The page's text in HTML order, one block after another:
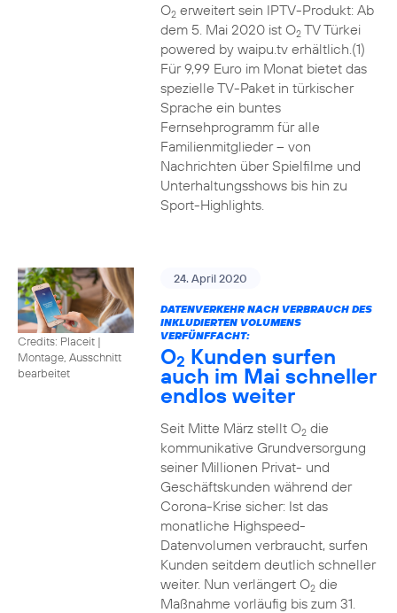
O2erweitert sein IPTV-Produkt: Ab
dem 5. Mai 2020 ist O2TV Türkei
powered by waipu.tv erhältlich.(1)
Für 9,99 Euro im Monat bietet das
spezielle TV-Paket in türkischer
Sprache ein buntes
Fernsehprogramm für alle
Familienmitglieder – von
Nachrichten über Spielfilme und
Unterhaltungsshows bis hin zu
Sport-Highlights.
Credits: Placeit |
Montage, Ausschnitt
bearbeitet
24. April 2020
DATENVERKEHR NACH VERBRAUCH DES
INKLUDIERTEN VOLUMENS
VERFÜNFFACHT:
O2 Kunden surfen
auch im Mai schneller
endlos weiter
Seit Mitte März stellt O2die
kommunikative Grundversorgung
seiner Millionen Privat- und
Geschäftskunden während der
Corona-Krise sicher: Ist das
monatliche Highspeed-
Datenvolumen verbraucht, surfen
Kunden seitdem deutlich schneller
weiter. Nun verlängert O2die
Maßnahme vorläufig bis zum 31.